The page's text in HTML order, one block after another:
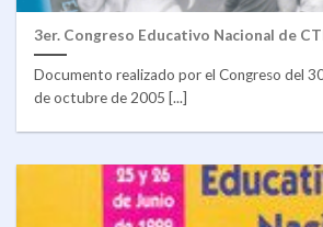
3er. Congreso Educativo Nacional de
Documento realizado por el Congreso del
de octubre de 2005 [...]